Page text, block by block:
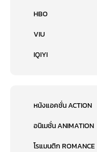
HBO
VIU
IQIYI
หนังแอคชั่น ACTION
อนิเมชั่น ANIMATION
โรแมนติก ROMANCE